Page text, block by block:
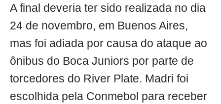
A final deveria ter sido realizada no dia
24 de novembro, em Buenos Aires,
mas foi adiada por causa do ataque ao
ônibus do Boca Juniors por parte de
torcedores do River Plate. Madri foi
escolhida pela Conmebol para receber